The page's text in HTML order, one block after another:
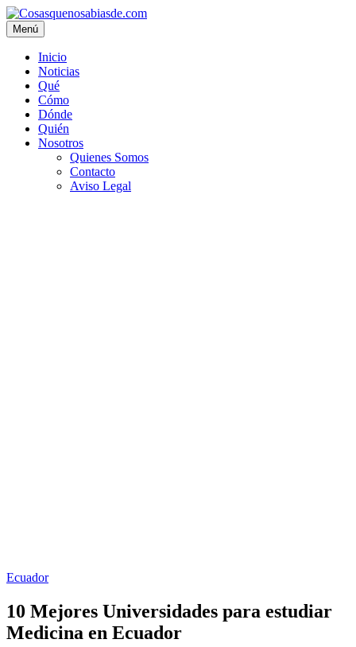
Menú
Inicio
Noticias
Qué
Cómo
Dónde
Quién
Nosotros
Quienes Somos
Contacto
Aviso Legal
Ecuador
10 Mejores Universidades para estudiar
Medicina en Ecuador